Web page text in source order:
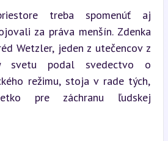
treba spomenúť aj
za práva menšín. Zdenka
Wetzler, jeden z utečencov z
svetu podal svedectvo o
režimu, stoja v rade tých,
pre záchranu ľudskej